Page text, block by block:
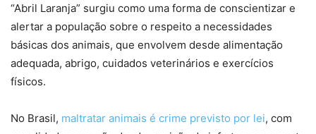
“Abril Laranja” surgiu como uma forma de conscientizar e
alertar a população sobre o respeito a necessidades
básicas dos animais, que envolvem desde alimentação
adequada, abrigo, cuidados veterinários e exercícios
físicos.
No Brasil, maltratar animais é crime previsto por lei, com